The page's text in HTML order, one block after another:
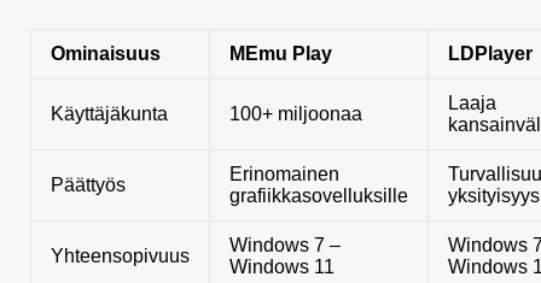
Ominaisuus MEmu Play LDPlayer
Käyttäjäkunta 100+ miljoonaa
Laaja
Päättyös
Erinomainen
grafiikkasovelluksille
yksityisyys
Yhteensopivuus
Windows 7 –
Windows 11
Windows
Windows